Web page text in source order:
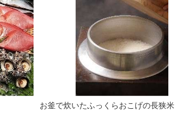
お釜で炊いたふっくらおこげの長狭米